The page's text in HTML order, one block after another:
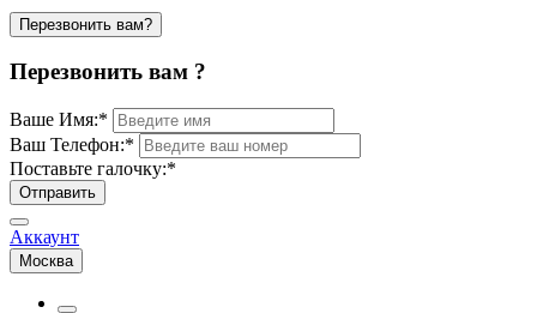
Перезвонить вам?
Перезвонить вам ?
Ваше Имя:*
Ваш Телефон:*
Поставьте галочку:*
Отправить
Аккаунт
Москва